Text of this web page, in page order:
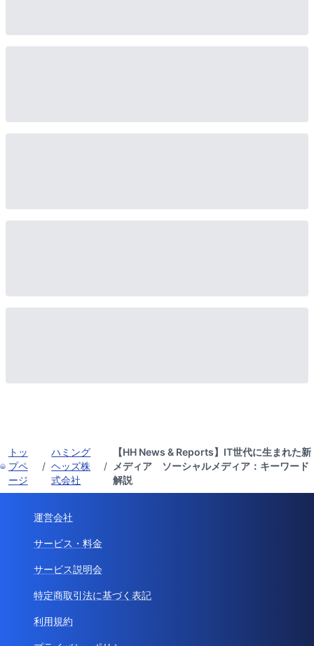
トッ
プペ
ージ
/
ハミング
ヘッズ株
式会社
/
【HH News & Reports】IT世代に生まれた新
メディア ソーシャルメディア：キーワード
解説
運営会社
サービス・料金
サービス説明会
特定商取引法に基づく表記
利用規約